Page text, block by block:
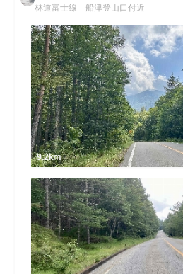
林道富士線 船津登山口付近
9.2km